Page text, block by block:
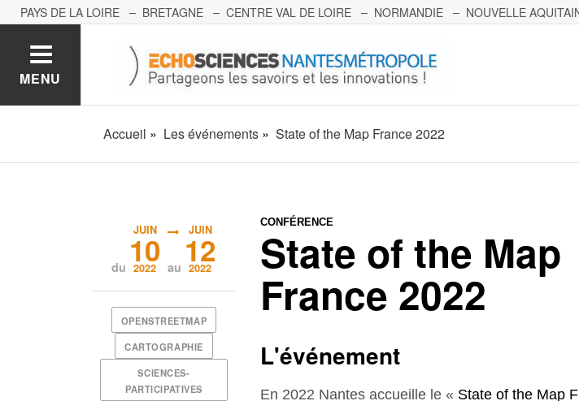
PAYS DE LA LOIRE BRETAGNE CENTRE VAL DE LOIRE NORMANDIE NOUVELLE
MENU
Accueil Les événements State of the Map France 2022
CONFÉRENCE
State of the Map
France 2022
L'événement
En 2022 Nantes accueille le « State of the Map
du
JUIN
10
2022 au
JUIN
12
2022
OPENSTREETMAP
CARTOGRAPHIE
SCIENCES-
PARTICIPATIVES